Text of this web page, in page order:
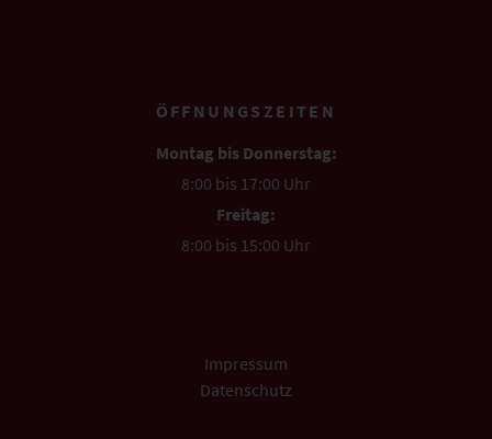
ÖFFNUNGSZEITEN
Montag bis Donnerstag:
8:00 bis 17:00 Uhr
Freitag:
8:00 bis 15:00 Uhr
Impressum
Datenschutz